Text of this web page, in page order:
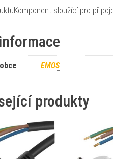
sloužící pro
EMOS
produkty